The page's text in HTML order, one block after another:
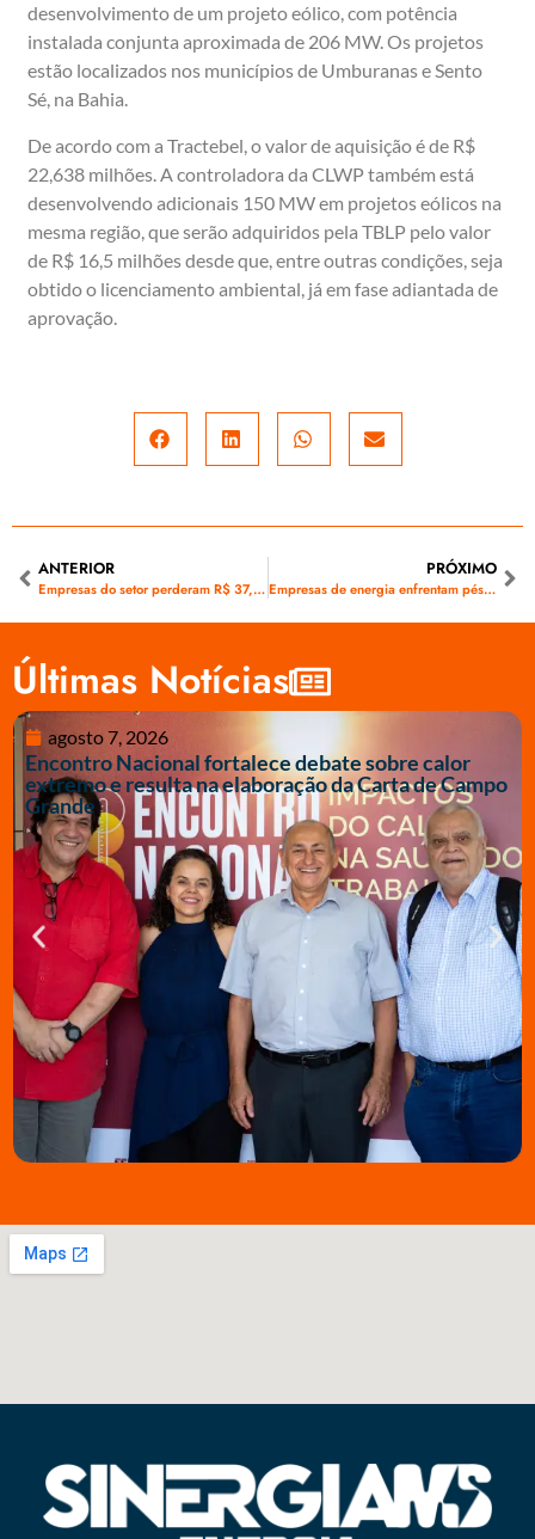
desenvolvimento de um projeto eólico, com potência
instalada conjunta aproximada de 206 MW. Os projetos
estão localizados nos municípios de Umburanas e Sento
Sé, na Bahia.
De acordo com a Tractebel, o valor de aquisição é de R$
22,638 milhões. A controladora da CLWP também está
desenvolvendo adicionais 150 MW em projetos eólicos na
mesma região, que serão adquiridos pela TBLP pelo valor
de R$ 16,5 milhões desde que, entre outras condições, seja
obtido o licenciamento ambiental, já em fase adiantada de
aprovação.
ANTERIOR
Empresas do setor perderam R$ 37,2 bilhões do seu valor de mercado, diz Economática
PRÓXIMO
Empresas de energia enfrentam péssimo desempenho na Bolsas Ricarelly
Últimas Notícias
agosto 7, 2026
Encontro Nacional fortalece debate sobre calor
extremo e resulta na elaboração da Carta de Campo
Grande